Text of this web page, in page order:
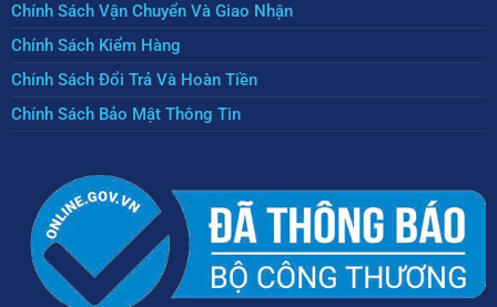
Chính Sách Vận Chuyển Và Giao Nhận
Chính Sách Kiểm Hàng
Chính Sách Đổi Trả Và Hoàn Tiền
Chính Sách Bảo Mật Thông Tin